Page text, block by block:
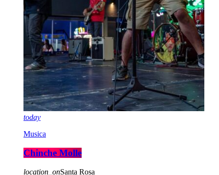
today
Musica
Chinche Molle
location_onSanta Rosa